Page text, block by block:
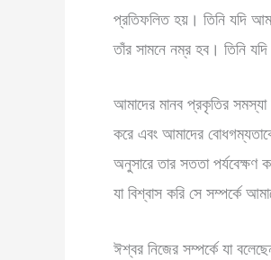
প্রতিফলিত হয়। তিনি যদি
তাঁর সামনে নম্র হব। তিনি
আমাদের মানব প্রকৃতির
করে এবং আমাদের
অনুসারে তার সততা
যা বিশ্বাস করি সে সম্পর্কে
ঈশ্বর নিজের সম্পর্কে যা